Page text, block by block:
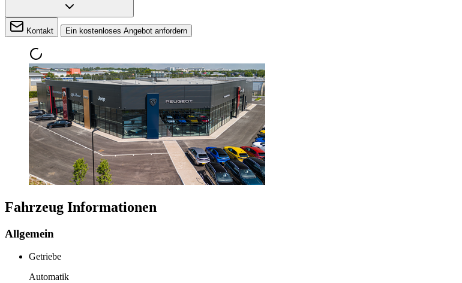
Kontakt Ein kostenloses Angebot anfordern
Fahrzeug Informationen
Allgemein
Getriebe
Automatik